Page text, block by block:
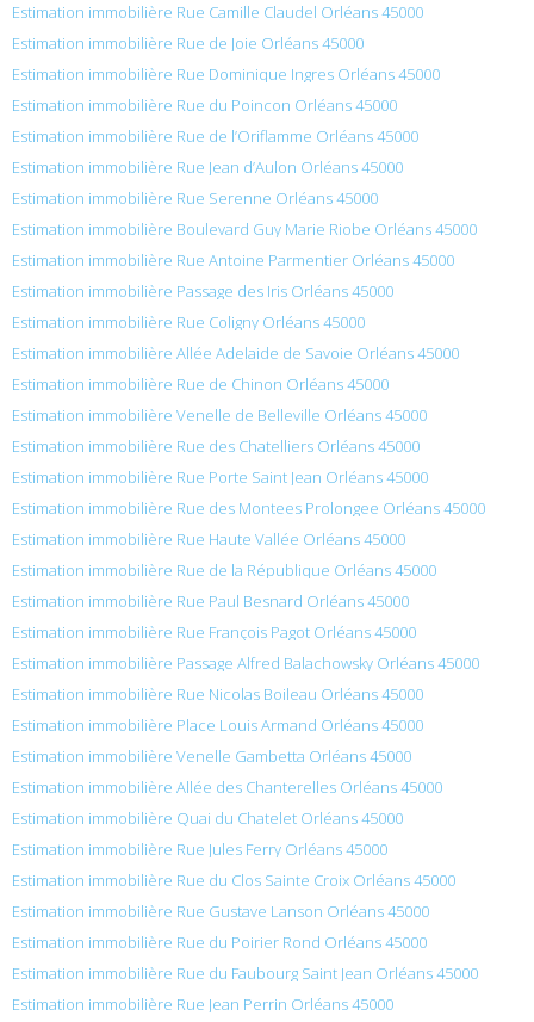
Estimation immobilière Rue Camille Claudel Orléans 45000
Estimation immobilière Rue de Joie Orléans 45000
Estimation immobilière Rue Dominique Ingres Orléans 45000
Estimation immobilière Rue du Poincon Orléans 45000
Estimation immobilière Rue de l’Oriflamme Orléans 45000
Estimation immobilière Rue Jean d’Aulon Orléans 45000
Estimation immobilière Rue Serenne Orléans 45000
Estimation immobilière Boulevard Guy Marie Riobe Orléans 45000
Estimation immobilière Rue Antoine Parmentier Orléans 45000
Estimation immobilière Passage des Iris Orléans 45000
Estimation immobilière Rue Coligny Orléans 45000
Estimation immobilière Allée Adelaide de Savoie Orléans 45000
Estimation immobilière Rue de Chinon Orléans 45000
Estimation immobilière Venelle de Belleville Orléans 45000
Estimation immobilière Rue des Chatelliers Orléans 45000
Estimation immobilière Rue Porte Saint Jean Orléans 45000
Estimation immobilière Rue des Montees Prolongee Orléans 45000
Estimation immobilière Rue Haute Vallée Orléans 45000
Estimation immobilière Rue de la République Orléans 45000
Estimation immobilière Rue Paul Besnard Orléans 45000
Estimation immobilière Rue François Pagot Orléans 45000
Estimation immobilière Passage Alfred Balachowsky Orléans 45000
Estimation immobilière Rue Nicolas Boileau Orléans 45000
Estimation immobilière Place Louis Armand Orléans 45000
Estimation immobilière Venelle Gambetta Orléans 45000
Estimation immobilière Allée des Chanterelles Orléans 45000
Estimation immobilière Quai du Chatelet Orléans 45000
Estimation immobilière Rue Jules Ferry Orléans 45000
Estimation immobilière Rue du Clos Sainte Croix Orléans 45000
Estimation immobilière Rue Gustave Lanson Orléans 45000
Estimation immobilière Rue du Poirier Rond Orléans 45000
Estimation immobilière Rue du Faubourg Saint Jean Orléans 45000
Estimation immobilière Rue Jean Perrin Orléans 45000